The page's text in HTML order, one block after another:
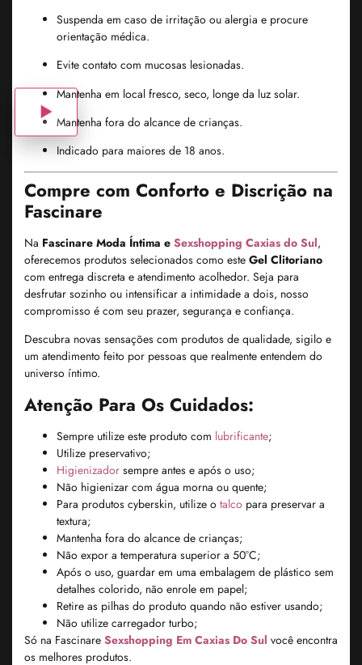
Suspenda em caso de irritação ou alergia e procure
orientação médica.
Evite contato com mucosas lesionadas.
Mantenha em local fresco, seco, longe da luz solar.
Mantenha fora do alcance de crianças.
Indicado para maiores de 18 anos.
Compre com Conforto e Discrição na
Fascinare
Na Fascinare Moda Íntima e Sexshopping Caxias do Sul,
oferecemos produtos selecionados como este Gel Clitoriano
com entrega discreta e atendimento acolhedor. Seja para
desfrutar sozinho ou intensificar a intimidade a dois, nosso
compromisso é com seu prazer, segurança e confiança.
Descubra novas sensações com produtos de qualidade, sigilo e
um atendimento feito por pessoas que realmente entendem do
universo íntimo.
Atenção Para Os Cuidados:
Sempre utilize este produto com lubrificante;
Utilize preservativo;
Higienizador sempre antes e após o uso;
Não higienizar com água morna ou quente;
Para produtos cyberskin, utilize o talco para preservar a
textura;
Mantenha fora do alcance de crianças;
Não expor a temperatura superior a 50°C;
Após o uso, guardar em uma embalagem de plástico sem
detalhes colorido, não enrole em papel;
Retire as pilhas do produto quando não estiver usando;
Não utilize carregador turbo;
Só na Fascinare Sexshopping Em Caxias Do Sul você encontra
os melhores produtos.